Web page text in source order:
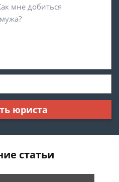
юриста
статьи